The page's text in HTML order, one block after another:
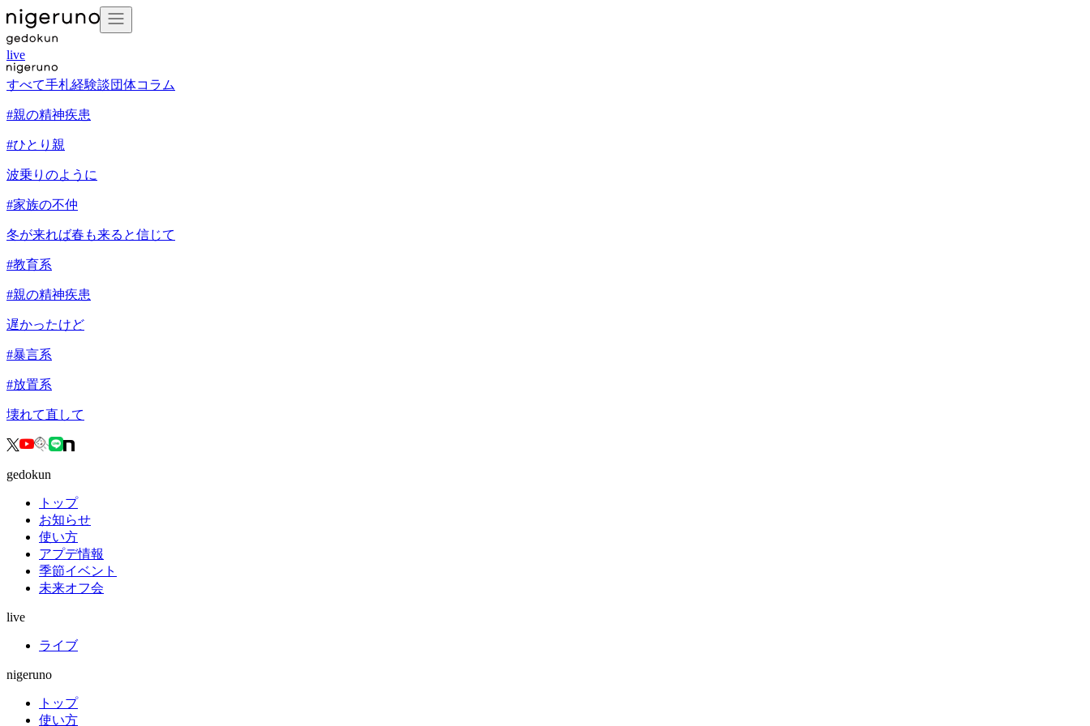
live
すべて手札経験談団体コラム
#親の精神疾患
#ひとり親
波乗りのように
#家族の不仲
冬が来れば春も来ると信じて
#教育系
#親の精神疾患
遅かったけど
#暴言系
#放置系
壊れて直して
gedokun
トップ
お知らせ
使い方
アプデ情報
季節イベント
未来オフ会
live
ライブ
nigeruno
トップ
使い方